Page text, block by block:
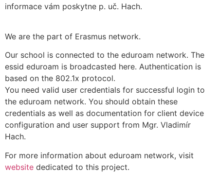
informace vám poskytne p. uč. Hach.
We are the part of Erasmus network.
Our school is connected to the eduroam network. The
essid eduroam is broadcasted here. Authentication is
based on the 802.1x protocol.
You need valid user credentials for successful login to
the eduroam network. You should obtain these
credentials as well as documentation for client device
configuration and user support from Mgr. Vladimír
Hach.
For more information about eduroam network, visit
website dedicated to this project.